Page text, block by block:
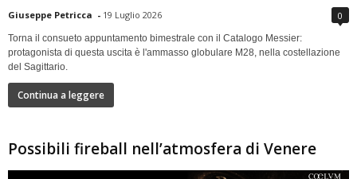
Giuseppe Petricca - 19 Luglio 2026 0
Torna il consueto appuntamento bimestrale con il Catalogo Messier:
protagonista di questa uscita è l'ammasso globulare M28, nella costellazione
del Sagittario.
Continua a leggere
Possibili fireball nell’atmosfera di Venere